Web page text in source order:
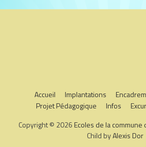
Accueil Implantations
Projet Pédagogique
Infos
Copyright © 2026 Ecoles de la commune
Child byAlexis Dor